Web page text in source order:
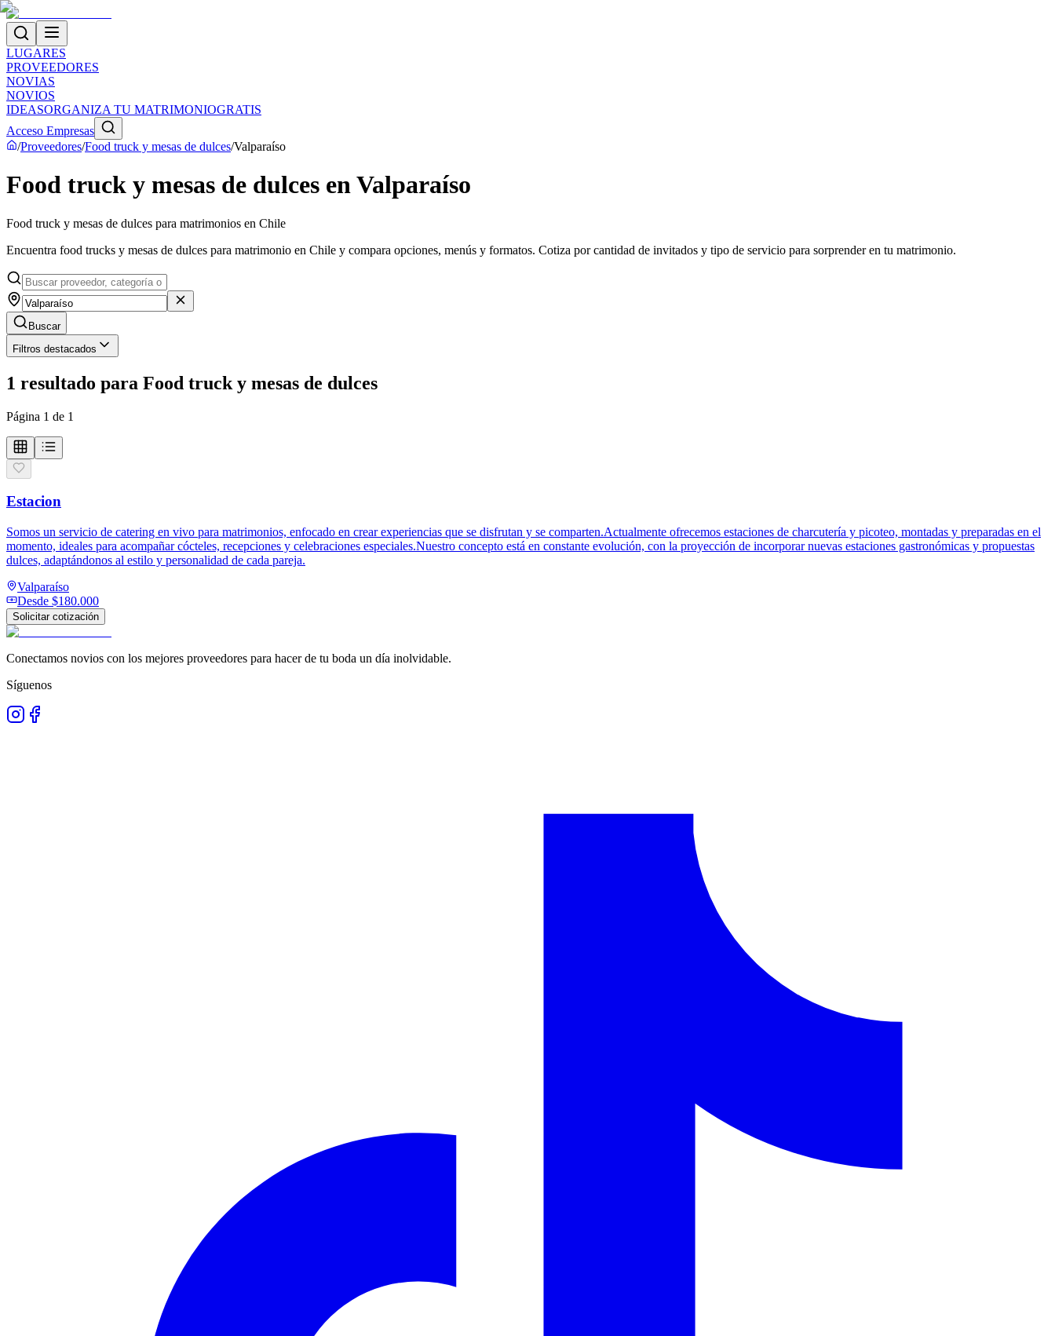
LUGARES
PROVEEDORES
NOVIAS
NOVIOS
IDEASORGANIZA TU MATRIMONIOGRATIS
Acceso Empresas
/Proveedores/Food truck y mesas de dulces/Valparaíso
Food truck y mesas de dulces en Valparaíso
Food truck y mesas de dulces para matrimonios en Chile
Encuentra food trucks y mesas de dulces para matrimonio en Chile y compara opciones, menús y formatos. Cotiza por cantidad de invitados y tipo de servicio para sorprender en tu matrimonio.
Buscar
Filtros destacados
1 resultado para Food truck y mesas de dulces
Página 1 de 1
Estacion
Somos un servicio de catering en vivo para matrimonios, enfocado en crear experiencias que se disfrutan y se comparten.Actualmente ofrecemos estaciones de charcutería y picoteo, montadas y preparadas en el
momento, ideales para acompañar cócteles, recepciones y celebraciones especiales.Nuestro concepto está en constante evolución, con la proyección de incorporar nuevas estaciones gastronómicas y propuestas
dulces, adaptándonos al estilo y personalidad de cada pareja.
Valparaíso
Desde $180.000
Solicitar cotización
Conectamos novios con los mejores proveedores para hacer de tu boda un día inolvidable.
Síguenos